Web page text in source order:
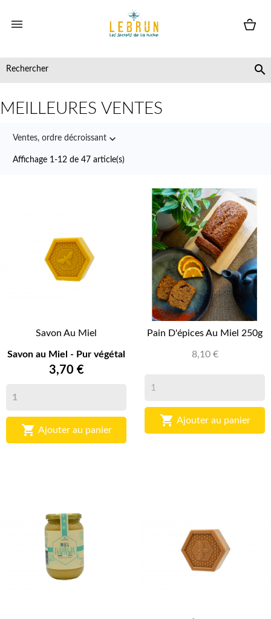


MEILLEURES VENTES
Ventes, ordre décroissant 
Affichage 1-12 de 47 article(s)
Savon Au Miel
Savon au Miel - Pur végétal
3,70 €
 Ajouter au panier
Pain D'épices Au Miel 250g
8,10 €
 Ajouter au panier